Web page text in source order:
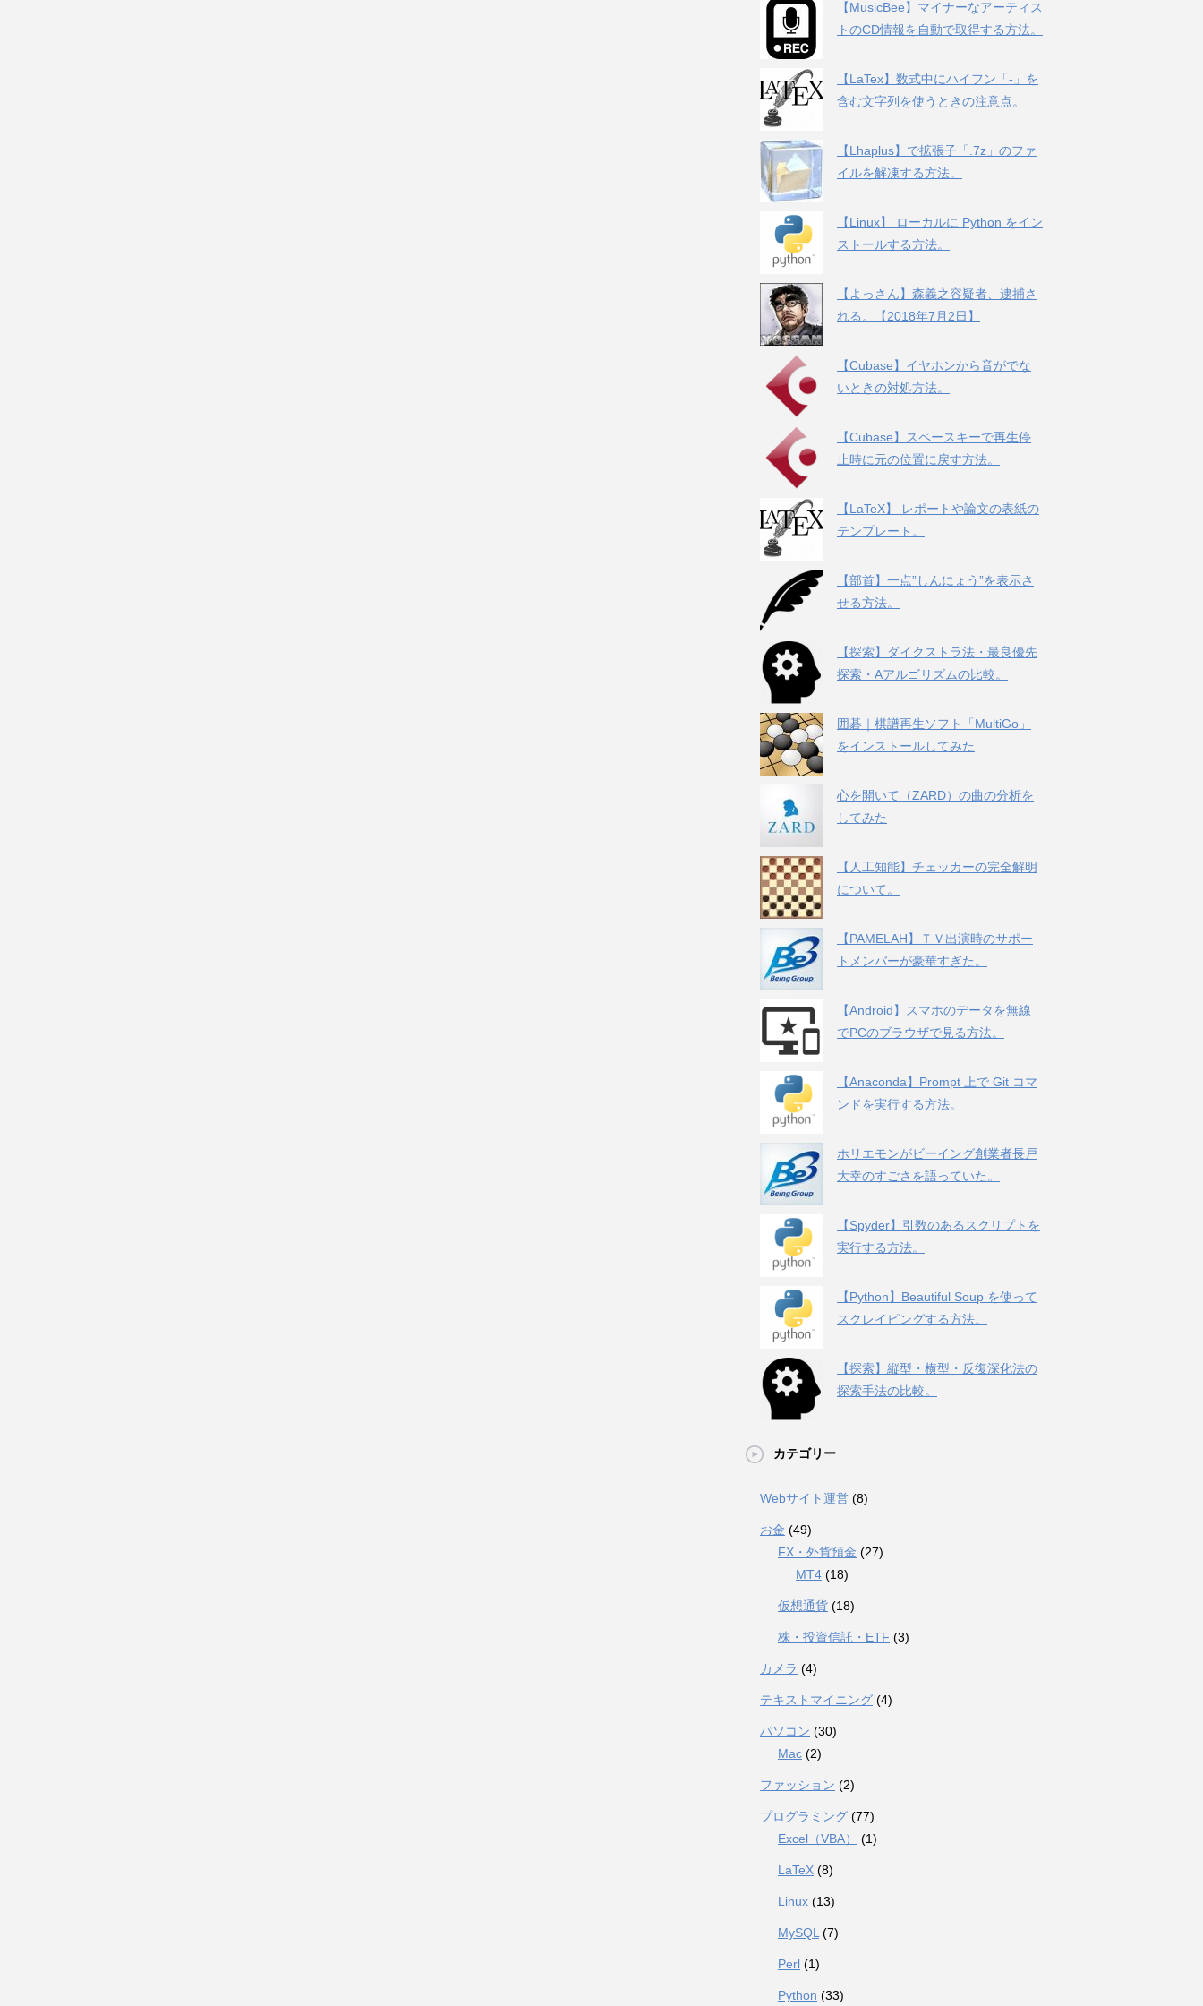
【MusicBee】マイナーなアーティス
トのCD情報を自動で取得する方法。
【LaTex】数式中にハイフン「-」を
含む文字列を使うときの注意点。
【Lhaplus】で拡張子「.7z」のファ
イルを解凍する方法。
【Linux】 ローカルに Python をイン
ストールする方法。
【よっさん】森義之容疑者、逮捕さ
れる。【2018年7月2日】
【Cubase】イヤホンから音がでな
いときの対処方法。
【Cubase】スペースキーで再生停
止時に元の位置に戻す方法。
【LaTeX】 レポートや論文の表紙の
テンプレート。
【部首】一点”しんにょう”を表示さ
せる方法。
【探索】ダイクストラ法・最良優先
探索・Aアルゴリズムの比較。
囲碁｜棋譜再生ソフト「MultiGo」
をインストールしてみた
心を開いて（ZARD）の曲の分析を
してみた
【人工知能】チェッカーの完全解明
について。
【PAMELAH】ＴＶ出演時のサポー
トメンバーが豪華すぎた。
【Android】スマホのデータを無線
でPCのブラウザで見る方法。
【Anaconda】Prompt 上で Git コマ
ンドを実行する方法。
ホリエモンがビーイング創業者長戸
大幸のすごさを語っていた。
【Spyder】引数のあるスクリプトを
実行する方法。
【Python】Beautiful Soup を使って
スクレイピングする方法。
【探索】縦型・横型・反復深化法の
探索手法の比較。
カテゴリー
Webサイト運営 (8)
お金 (49)
FX・外貨預金 (27)
MT4 (18)
仮想通貨 (18)
株・投資信託・ETF (3)
カメラ (4)
テキストマイニング (4)
パソコン (30)
Mac (2)
ファッション (2)
プログラミング (77)
Excel（VBA）
(1)
LaTeX (8)
Linux (13)
MySQL (7)
Perl (1)
Python (33)